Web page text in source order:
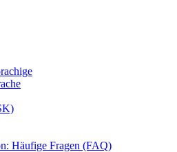
Häufige Fragen (FAQ)